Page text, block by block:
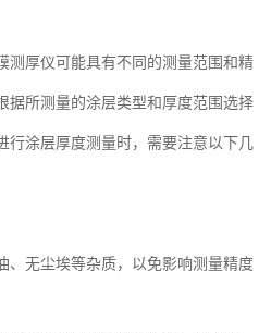
测厚仪可能具有不同的测量范围和精
据所测量的涂层类型和厚度范围选择
行涂层厚度测量时，需要注意以下几
、无尘埃等杂质，以免影响测量精度